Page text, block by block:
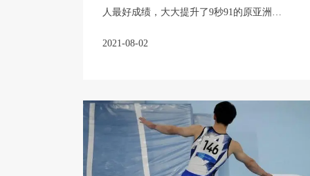
人最好成绩，大大提升了9秒91的原亚洲纪
2021-08-02